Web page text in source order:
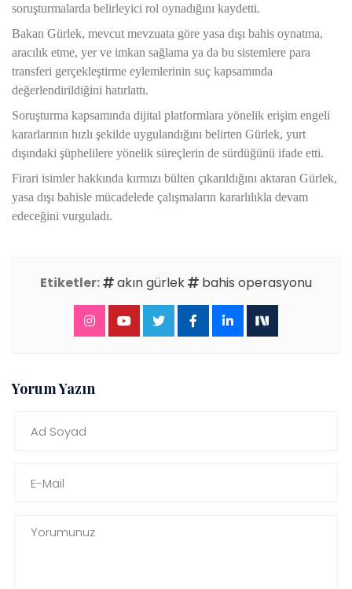
soruşturmalarda belirleyici rol oynadığını kaydetti.
Bakan Gürlek, mevcut mevzuata göre yasa dışı bahis oynatma,
aracılık etme, yer ve imkan sağlama ya da bu sistemlere para
transferi gerçekleştirme eylemlerinin suç kapsamında
değerlendirildiğini hatırlattı.
Soruşturma kapsamında dijital platformlara yönelik erişim engeli
kararlarının hızlı şekilde uygulandığını belirten Gürlek, yurt
dışındaki şüphelilere yönelik süreçlerin de sürdüğünü ifade etti.
Firari isimler hakkında kırmızı bülten çıkarıldığını aktaran Gürlek,
yasa dışı bahisle mücadelede çalışmaların kararlılıkla devam
edeceğini vurguladı.
Etiketler: akın gürlek bahis operasyonu
Yorum Yazın